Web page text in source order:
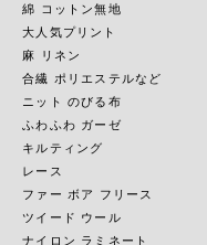
綿 コットン無地
大人気プリント
麻 リネン
合繊 ポリエステルなど
ニット のびる布
ふわふわ ガーゼ
キルティング
レース
ファー ボア フリース
ツイード ウール
ナイロン ラミネート